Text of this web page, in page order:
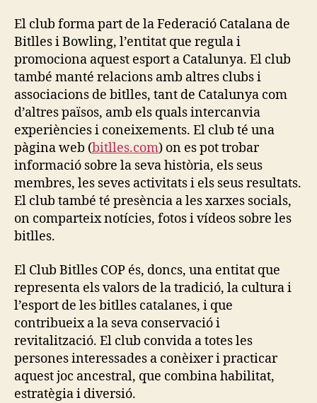
El club forma part de la Federació Catalana de
Bitlles i Bowling, l’entitat que regula i
promociona aquest esport a Catalunya. El club
també manté relacions amb altres clubs i
associacions de bitlles, tant de Catalunya com
d’altres països, amb els quals intercanvia
experiències i coneixements. El club té una
pàgina web (bitlles.com) on es pot trobar
informació sobre la seva història, els seus
membres, les seves activitats i els seus resultats.
El club també té presència a les xarxes socials,
on comparteix notícies, fotos i vídeos sobre les
bitlles.
El Club Bitlles COP és, doncs, una entitat que
representa els valors de la tradició, la cultura i
l’esport de les bitlles catalanes, i que
contribueix a la seva conservació i
revitalització. El club convida a totes les
persones interessades a conèixer i practicar
aquest joc ancestral, que combina habilitat,
estratègia i diversió.